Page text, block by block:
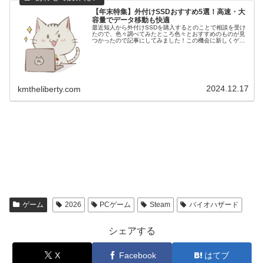
【年末特集】外付けSSDおすすめ5選！高速・大
容量でデータ移動も快適
最近知人から外付けSSDを購入するとのことで相談を受け
たので、色々調べてみたところ色々とおすすめのものが見
つかったので記事にしてみました！この機会に新しくゲー
kmtheliberty.com 2024.12.17
ゲーム 2026 PCゲーム Steam バイオハザード
シェアする
X Facebook はてブ